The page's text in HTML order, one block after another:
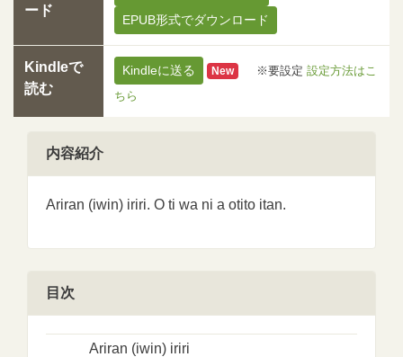
ード
EPUB形式でダウンロード
Kindleで
読む
Kindleに送る New ※要設定 設定方法はこ
ちら
内容紹介
Ariran (iwin) iriri. O ti wa ni a otito itan.
目次
Ariran (iwin) iriri